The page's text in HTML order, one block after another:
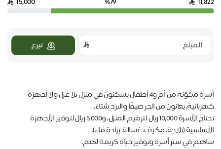
تبرع
أسرة مكوّنة من أم و4 أطفال يسكنون في منزل بلا عزل ولا أجهزة
كهربائية، يعانون من الحر صيفًا والبرد شتاءً.
تحتاج الأسرة 10,000 ريال لترميم المنزل، و5,000 ريال لتوفير الأجهزة
الأساسية (ثلاجة، مكيف، غسالة، برادة ماء).
ساهم في ستر أسرة وتوفير حياة كريمة لهم.